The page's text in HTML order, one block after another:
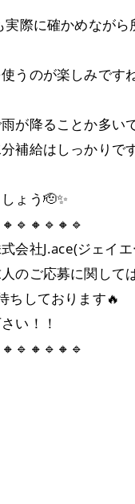
際に確かめなが
うのが楽しみです
が降ることか多い
補給はしっかりで
ょう🫡✨️
会社J.ace(ジェイ
のご応募に関して
ちしております🔥
い！！